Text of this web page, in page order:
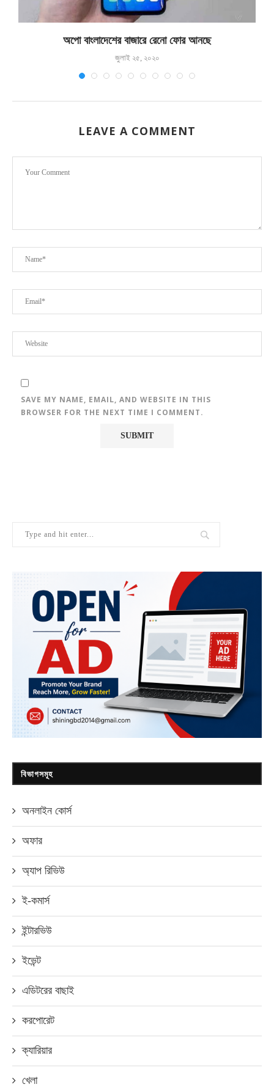
অপো বাংলাদেশের বাজারে রেনো ফোর আনছে
জুলাই ২৫, ২০২০
LEAVE A COMMENT
SAVE MY NAME, EMAIL, AND WEBSITE IN THIS
BROWSER FOR THE NEXT TIME I COMMENT.
বিভাগসমূহ
অনলাইন কোর্স
অফার
অ্যাপ রিভিউ
ই-কমার্স
ইন্টারভিউ
ইভেন্ট
এডিটরের বাছাই
করপোরেট
ক্যারিয়ার
খেলা